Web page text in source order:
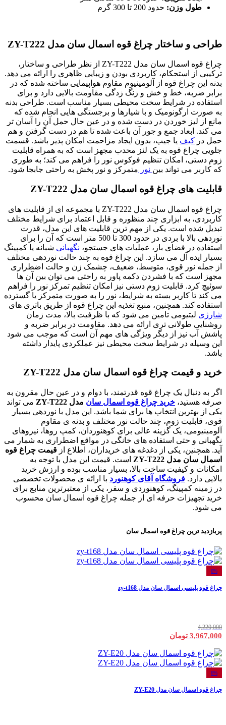
طول وزن: حدود 200 تا 300 گرم
طراحی و ساختار چراغ قوه اسمال سان مدل ZY-T222
چراغ قوه اسمال سان مدل ZY-T222 از نظر طراحی و ساختار،
ترکیبی از استحکام، کاربردی بودن و زیبایی ظاهری را ارائه می دهد.
بدنه این چراغ قوه از آلومینیوم مقاوم هواپیمایی ساخته شده که در
برابر ضربه، خط و خش و زنگ زدگی مقاومت بالایی دارد و برای
استفاده در شرایط سخت محیطی بسیار مناسب است. طراحی بدنه
به صورت ارگونومیک و با شیارها و برجستگی هایی انجام شده که
مانع از لیز خوردن در دست شده و در عین حال حمل آن را آسان تر
می کند. ابعاد جمع و جور آن باعث شده تا هم در دست گرفتن و هم
حمل در کیف یا جیب، بدون ایجاد مزاحمت امکان پذیر باشد. قسمت
جلویی چراغ قوه به یک لنز محدب مجهز است که به همراه قابلیت
زوم دستی، امکان تنظیم فوکوس نور را فراهم می کند؛ به طوری
که کاربر می تواند بین نور متمرکز و نور پخش به راحتی جابجا شود.
قابلیت های چراغ قوه اسمال سان مدل ZY-T222
چراغ قوه اسمال سان مدل ZY-T222 با مجموعه ای از قابلیت های
کاربردی، به ابزاری چند منظوره و قابل اعتماد برای شرایط مختلف
تبدیل شده است. یکی از مهم ترین قابلیت های این مدل، قدرت
نوردهی بالا با بردی در حدود 300 تا 500 متر است که آن را برای
استفاده در فضای باز، عملیات های جستجو، نگهبانی شبانه یا کمپینگ
بسیار ایده آل می سازد. این چراغ قوه به چند حالت نوردهی مختلف
از جمله نور قوی، متوسط، ضعیف، چشمک زن و حالت اضطراری
مجهز است که با فشردن دکمه پاور به راحتی می توان بین آن ها
سوئیچ کرد. قابلیت زوم دستی نیز امکان تنظیم تمرکز نور را فراهم
می کند تا کاربر بسته به شرایط، نور را به صورت متمرکز یا گسترده
استفاده کند. همچنین، منبع تغذیه این چراغ قوه از طریق باتری های
شارژی لیتیومی تامین می شود که با ظرفیت بالا، مدت زمان
روشنایی طولانی تری ارائه می دهد. مقاومت در برابر ضربه و
پاشش آب نیز از دیگر ویژگی های مهم آن است که موجب می شود
این وسیله در شرایط سخت محیطی نیز عملکردی پایدار داشته
باشد.
خرید و قیمت چراغ قوه اسمال سان مدل ZY-T222
اگر به دنبال یک چراغ قوه قدرتمند، با دوام و در عین حال مقرون به
صرفه هستید، خرید چراغ قوه اسمال سان مدل ZY-T222
می تواند
یکی از بهترین انتخاب ها برای شما باشد. این مدل با نوردهی بسیار
قوی، قابلیت زوم، چند حالت نور مختلف و بدنه ی مقاوم
آلومینیومی، یک گزینه عالی برای کوهنوردان، کمپ روها، نیروهای
نگهبانی و حتی استفاده های خانگی در مواقع اضطراری به شمار می
آید. همچنین، یکی از دغدغه های خریداران، اطلاع از قیمت چراغ قوه
اسمال سان مدل ZY-T222
است. قیمت این مدل با توجه به
امکانات و کیفیت ساخت بالا، بسیار مناسب بوده و ارزش خرید
بالایی دارد. فروشگاه آقای کوهنورد با ارائه ی محصولات تخصصی
در زمینه کمپینگ، کوهنوردی و سفر، یکی از معتبرترین منابع برای
خرید تجهیزات حرفه ای از جمله چراغ قوه اسمال سان محسوب
می شود.
پربازدید ترین چراغ قوه اسمال سان
6%
چراغ قوه پلیسی اسمال سان مدل zy-t168
4,220,000
3,967,000 تومان
6%
چراغ قوه اسمال سان مدل ZY-E20